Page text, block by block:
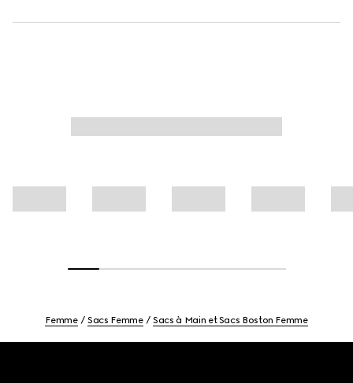
Femme Sacs Femme Sacs à Main et Sacs Boston Femme